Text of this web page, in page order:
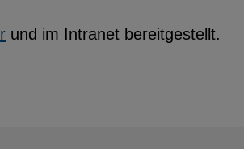
und im Intranet bereitgestellt.